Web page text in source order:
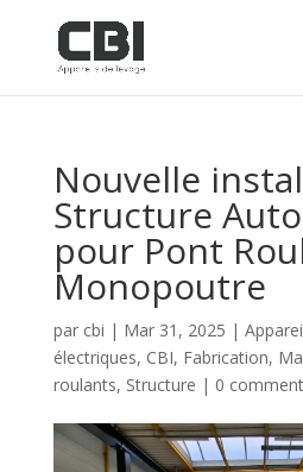
Nouvelle
Structure
pour Pont
Monopoutre
par cbi | Mar 31, 2025 |
électriques, CBI, Fabrication,
roulants, Structure | 0